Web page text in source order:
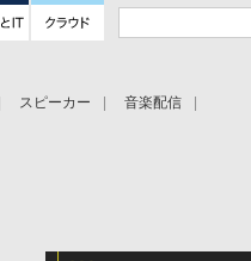
スピーカー
音楽配信